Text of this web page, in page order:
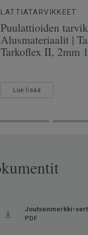
LATTIATARVIKKEET
Puulattioiden
Alusmateriaalit |
Tarkoflex II, 2mm
Lue lisää
Joutsenmerkki-
PDF